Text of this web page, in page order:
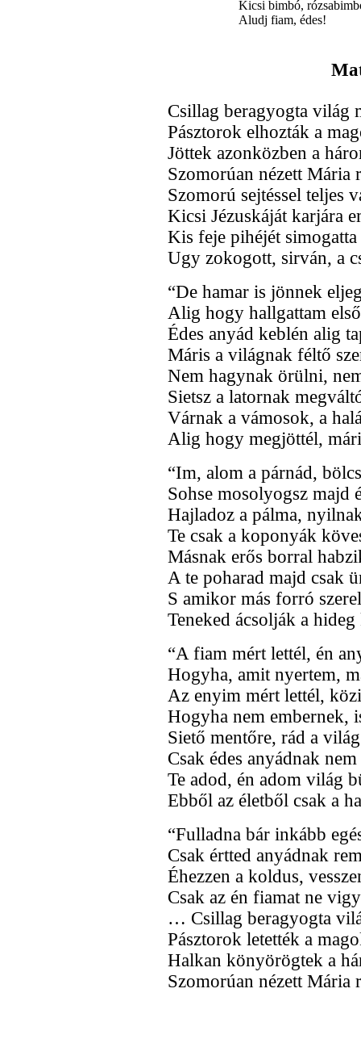
Kicsi bimbó,
Aludj fiam, édes!
Csillag beragyogta világ
Pásztorok elhozták a
Jöttek azonközben a
Szomorúan nézett Mária
Szomorú sejtéssel teljes
Kicsi Jézuskáját karjára
Kis feje pihéjét
Ugy zokogott, sirván, a
“De hamar is jönnek
Alig hogy hallgattam
Édes anyád keblén alig
Máris a világnak féltő
Nem hagynak örülni,
Sietsz a latornak
Várnak a vámosok, a
Alig hogy megjöttél,
“Im, alom a párnád,
Sohse mosolyogsz majd
Hajladoz a pálma,
Te csak a koponyák
Másnak erős borral
A te poharad majd csak
S amikor más forró
Teneked ácsolják a hideg
“A fiam mért lettél, én
Hogyha, amit nyertem,
Az enyim mért lettél,
Hogyha nem embernek,
Siető mentőre, rád a
Csak édes anyádnak
Te adod, én adom világ
Ebből az életből csak a
“Fulladna bár inkább
Csak értted anyádnak
Éhezzen a koldus,
Csak az én fiamat ne
… Csillag beragyogta
Pásztorok letették a
Halkan könyörögtek a
Szomorúan nézett